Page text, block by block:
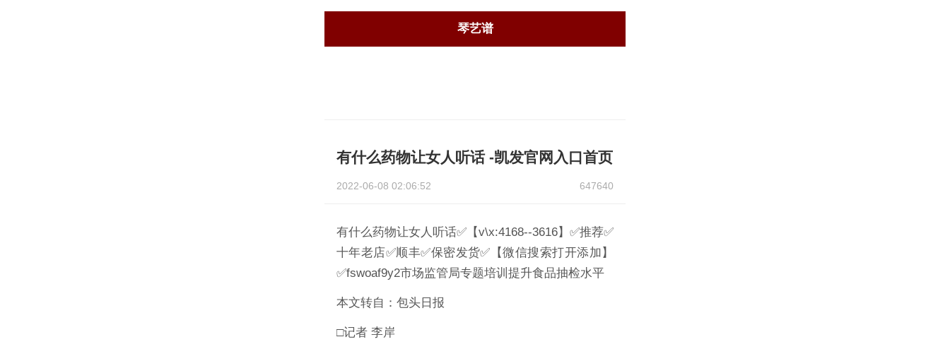
琴艺谱
有什么药物让女人听话 -凯发官网入口首页
2022-06-08 02:06:52 647640
有什么药物让女人听话✅【v\x:4168--3616】✅推荐✅
十年老店✅顺丰✅保密发货✅【微信搜索打开添加】
✅fswoaf9y2市场监管局专题培训提升食品抽检水平
本文转自：包头日报
□记者 李岸